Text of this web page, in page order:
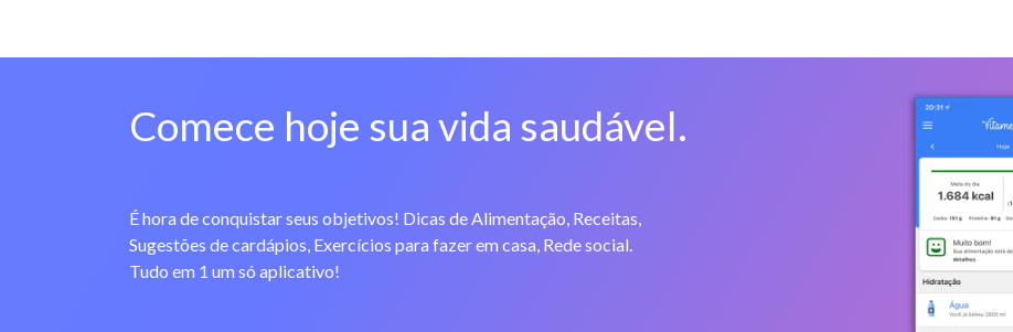
Comece hoje sua vida saudável.
É hora de conquistar seus objetivos! Dicas de Alimentação, Receitas,
Sugestões de cardápios, Exercícios para fazer em casa, Rede social.
Tudo em 1 um só aplicativo!